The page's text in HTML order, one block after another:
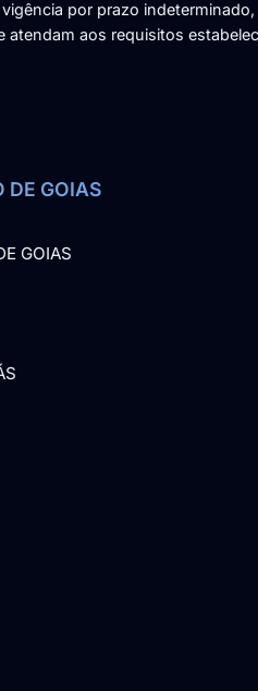
por prazo
aos requisitos
DE GOIAS
GOIAS